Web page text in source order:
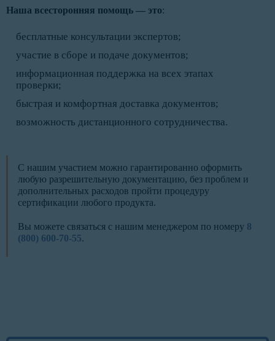
Наша всесторонняя помощь — это:
бесплатные консультации экспертов;
участие в сборе и подаче документов;
информационная поддержка на всех этапах
проверки;
быстрая и комфортная доставка документов;
возможность дистанционного сотрудничества.
С нашим участием можно гарантированно оформить
любую разрешительную документацию, без проблем и
дополнительных расходов пройти процедуру
сертификации любого продукта.
Вы можете связаться с нашим менеджером по номеру 8
(800) 600-70-55.